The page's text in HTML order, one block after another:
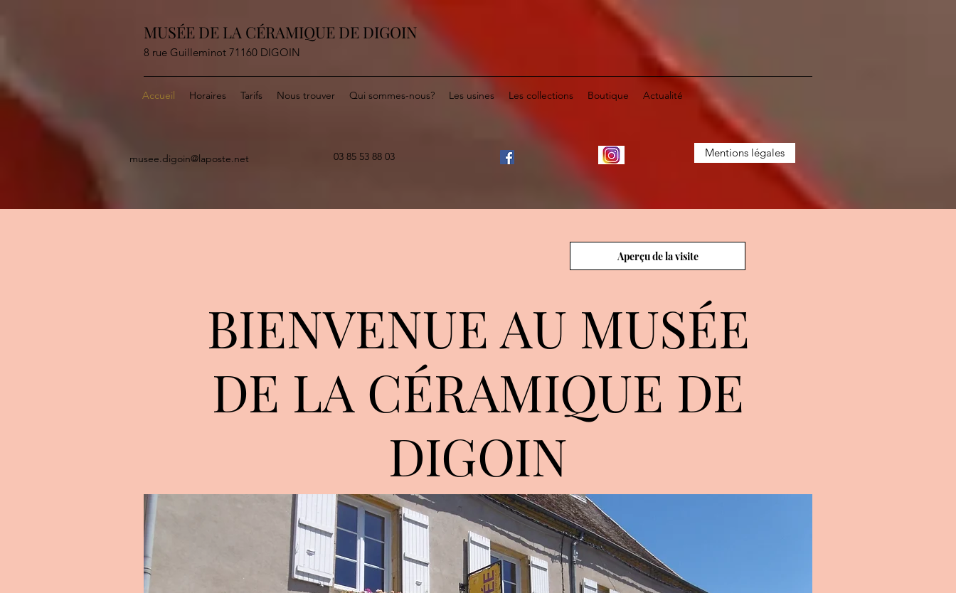
MUSÉE DE LA CÉRAMIQUE DE DIGOIN
8 rue Guilleminot 71160 DIGOIN
Accueil Horaires Tarifs Nous trouver Qui sommes-nous? Les usines Les collections Boutique Actualité
musee.digoin@laposte.net 03 85 53 88 03 Mentions légales
Aperçu de la visite
BIENVENUE AU MUSÉE
DE LA CÉRAMIQUE DE
DIGOIN